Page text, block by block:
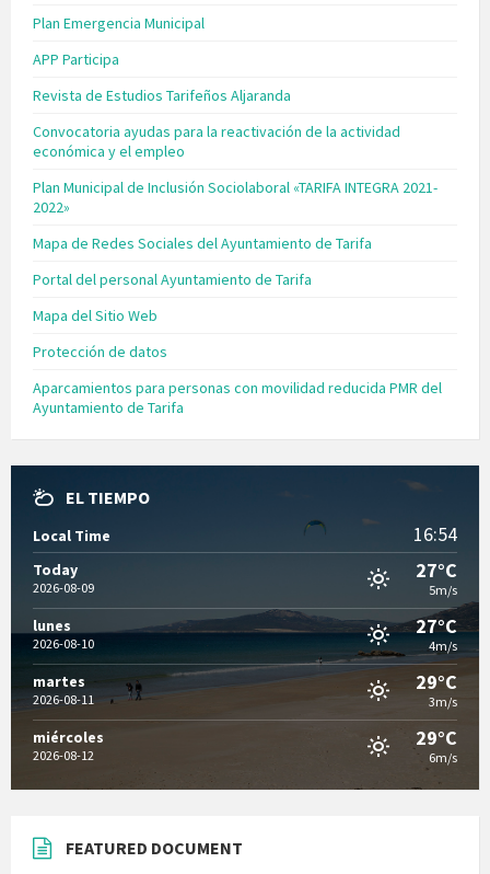
Plan Emergencia Municipal
APP Participa
Revista de Estudios Tarifeños Aljaranda
Convocatoria ayudas para la reactivación de la actividad
económica y el empleo
Plan Municipal de Inclusión Sociolaboral «TARIFA INTEGRA 2021-
2022»
Mapa de Redes Sociales del Ayuntamiento de Tarifa
Portal del personal Ayuntamiento de Tarifa
Mapa del Sitio Web
Protección de datos
Aparcamientos para personas con movilidad reducida PMR del
Ayuntamiento de Tarifa
EL TIEMPO
Local Time 16:54
Today
2026-08-09
27°C
5m/s
lunes
2026-08-10
27°C
4m/s
martes
2026-08-11
29°C
3m/s
miércoles
2026-08-12
29°C
6m/s
FEATURED DOCUMENT